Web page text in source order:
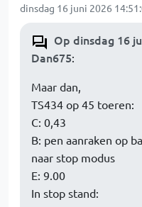
dinsdag 16 juni 2026
Op dinsdag 16
Dan675:
Maar dan,
TS434 op 45 toeren:
C: 0,43
B: pen aanraken op
naar stop modus
E: 9.00
In stop stand: